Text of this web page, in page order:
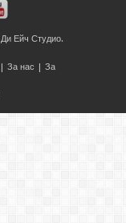
Ди Ейч Студио.
За нас За